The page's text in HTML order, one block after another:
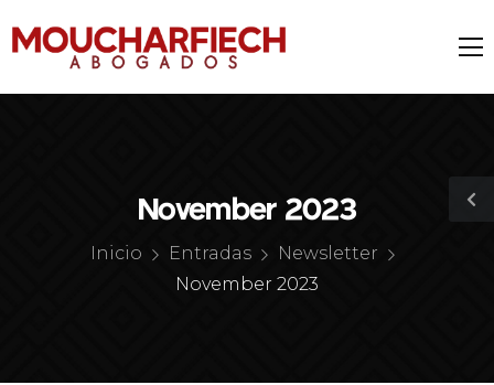
November 2023
Inicio Entradas
Newsletter
November 2023